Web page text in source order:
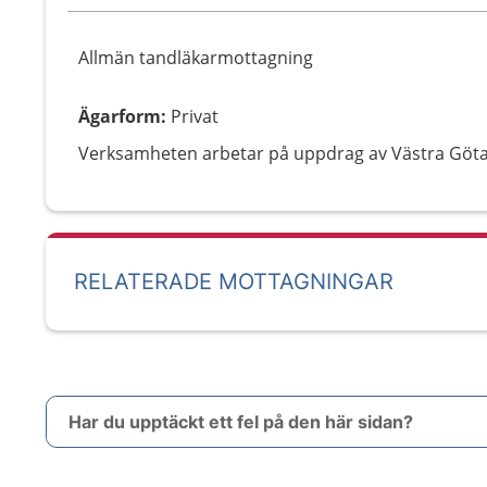
Allmän tandläkarmottagning
Ägarform: Privat
Verksamheten arbetar på uppdrag av Västra
RELATERADE MOTTAGNINGAR
Har du upptäckt ett fel på den här sidan?